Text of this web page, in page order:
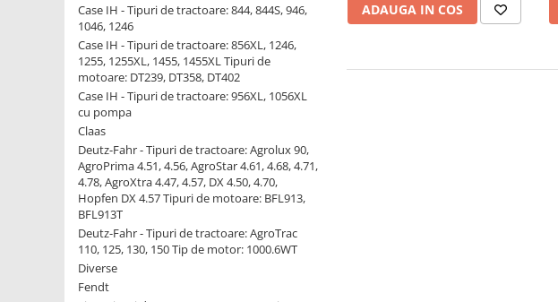
1.4.4. Cilindri si accesorii
1.5. Motoare
1.5.1. Combustibili
1.5.2. Cuzineti si accesorii
1.5.3. Garnituri
1.5.4. Piese de schimb pentru
motor si accesorii
1.5.5. Pistoane & camasi piston
Case IH - Tipuri de tractoare: 844, 844S, 946,
1046, 1246
Case IH - Tipuri de tractoare: 856XL, 1246,
1255, 1255XL, 1455, 1455XL Tipuri de
motoare: DT239, DT358, DT402
Case IH - Tipuri de tractoare: 956XL, 1056XL
cu pompa
Claas
Deutz-Fahr - Tipuri de tractoare: Agrolux 90,
AgroPrima 4.51, 4.56, AgroStar 4.61, 4.68, 4.71,
4.78, AgroXtra 4.47, 4.57, DX 4.50, 4.70,
Hopfen DX 4.57 Tipuri de motoare: BFL913,
BFL913T
Deutz-Fahr - Tipuri de tractoare: AgroTrac
110, 125, 130, 150 Tip de motor: 1000.6WT
Diverse
Fendt
ADAUGA IN COS